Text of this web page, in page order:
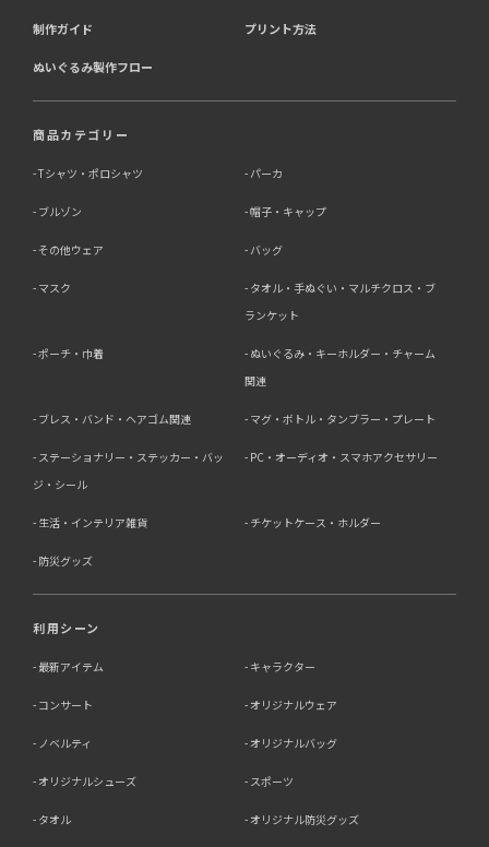
第三者に提供する目的：パーソナライズ広告配信および効
提供する個人情報の項目：Cookie 等の識別子、広告 ID、
提供の手段又は方法：当社ウェブサイトのタグ・SDK・
携。
提供先：広告配信事業者（例：Google LLC等）。
い契約（目的外利用禁止、再提供制限、安全管理措置等）
お客様の個人情報は、以下掲げる場合以外に、事前にご本
・法令に基づく場合
・人の生命、身体又は財産の保護にために必要がある場合
・公衆衛生の向上又は児童の健全な育成の推進のために特
あるとき
・国の機関若しくは地方公共団体又はその委託を受けた者
がある場合であって、本人の同意を得ることによって当該
当社は個人情報の取扱業務の全部または一部を外部に業務
その際、弊社は、個人情報を適切に保護できる管理体制を
で、機密保持契約を委託先と締結し、お客様の個人情報を
厳密に管理させます。
6．個人情報（保有個人データを含む）の利用目的通知、
制作ガイド プリント方法
ぬいぐるみ製作フロー
商品カテゴリー
Tシャツ・ポロシャツ パーカ
ブルゾン 帽子・キャップ
その他ウェア バッグ
マスク
タオル・手ぬぐい・マルチクロス・ブ
ランケット
ポーチ・巾着
ぬいぐるみ・キーホルダー・チャーム
関連
ブレス・バンド・ヘアゴム関連 マグ・ボトル・タンブラー・プレート
ステーショナリー・ステッカー・バッ
ジ・シール
PC・オーディオ・スマホアクセサリー
生活・インテリア雑貨 チケットケース・ホルダー
防災グッズ
利用シーン
最新アイテム キャラクター
コンサート オリジナルウェア
ノベルティ オリジナルバッグ
オリジナルシューズ スポーツ
タオル オリジナル防災グッズ